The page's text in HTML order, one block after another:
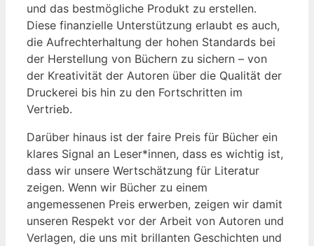
und das bestmögliche Produkt zu erstellen.
Diese finanzielle Unterstützung erlaubt es auch,
die Aufrechterhaltung der hohen Standards bei
der Herstellung von Büchern zu sichern – von
der Kreativität der Autoren über die Qualität der
Druckerei bis hin zu den Fortschritten im
Vertrieb.
Darüber hinaus ist der faire Preis für Bücher ein
klares Signal an Leser*innen, dass es wichtig ist,
dass wir unsere Wertschätzung für Literatur
zeigen. Wenn wir Bücher zu einem
angemessenen Preis erwerben, zeigen wir damit
unseren Respekt vor der Arbeit von Autoren und
Verlagen, die uns mit brillanten Geschichten und